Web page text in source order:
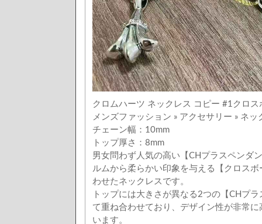
クロムハーツ ネックレス コピー #1クロス
メンズファッション » アクセサリー » ネ
チェーン幅：10mm
トップ厚さ：8mm
男女問わず人気の高い【CHプラスペンダ
ルムから柔らかい印象を与える【クロス
わせたネックレスです。
トップには大きさが異なる2つの【CHプ
て重ね合わせており、デザイン性が非常
います。